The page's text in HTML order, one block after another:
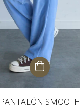
PANTALÓN SMOOTH